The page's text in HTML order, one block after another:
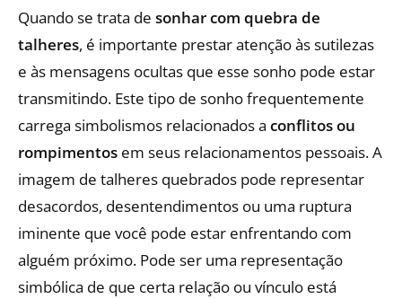
Quando se trata de sonhar com quebra de
talheres, é importante prestar atenção às sutilezas
e às mensagens ocultas que esse sonho pode estar
transmitindo. Este tipo de sonho frequentemente
carrega simbolismos relacionados a conflitos ou
rompimentos em seus relacionamentos pessoais. A
imagem de talheres quebrados pode representar
desacordos, desentendimentos ou uma ruptura
iminente que você pode estar enfrentando com
alguém próximo. Pode ser uma representação
simbólica de que certa relação ou vínculo está